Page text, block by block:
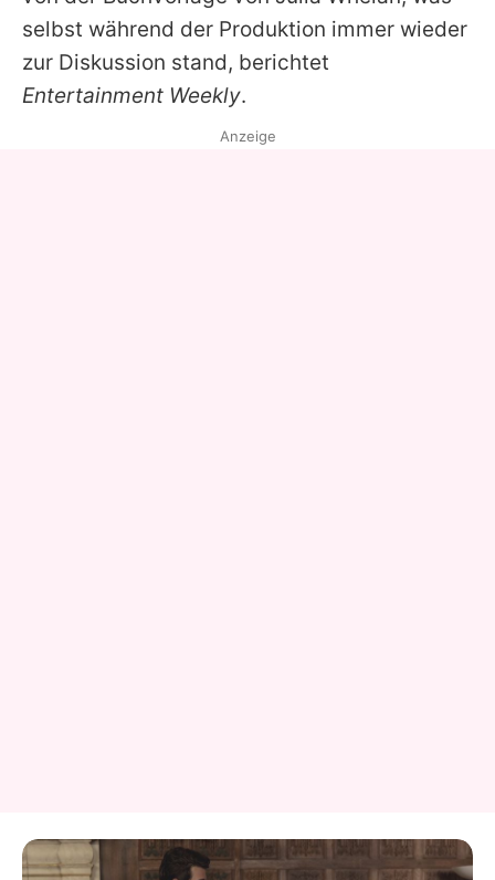
selbst während der Produktion immer wieder
zur Diskussion stand, berichtet
Entertainment Weekly.
Anzeige